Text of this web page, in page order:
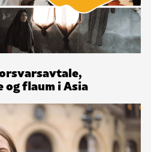
flaum i Asia